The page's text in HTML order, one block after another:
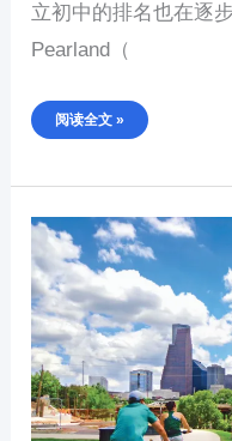
立初中的排名也在逐
Pearland（
阅读全文 »
斯
PEARLAND（梨
城）
最
好
的
公
立
高
中
介
绍